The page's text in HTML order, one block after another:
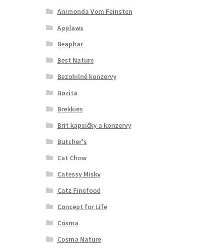
Animonda Vom Feinsten
Applaws
Beaphar
Best Nature
Bezobilné konzervy
Bozita
Brekkies
Brit kapsičky a konzervy
Butcher's
Cat Chow
Catessy Misky
Catz Finefood
Concept for Life
Cosma
Cosma Nature